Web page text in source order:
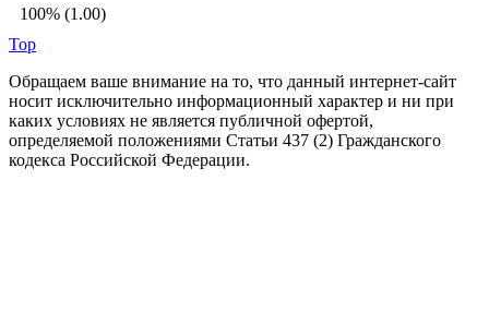
100% (1.00)
Top
Обращаем ваше внимание на то, что данный интернет-сайт
носит исключительно информационный характер и ни при
каких условиях не является публичной офертой,
определяемой положениями Статьи 437 (2) Гражданского
кодекса Российской Федерации.